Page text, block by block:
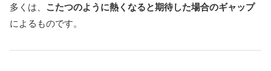
多くは、 こたつのように熱くなると期待した場合のギャップ
によるものです。